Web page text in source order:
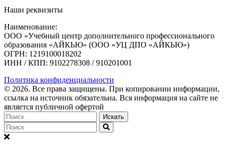
Наши реквизиты
Наименование:
ООО «Учебный центр дополнительного профессионального
образования «АЙКЬЮ» (ООО «УЦ ДПО «АЙКЬЮ»)
ОГРН: 1219100018202
ИНН / КПП: 9102278308 / 910201001
Политика конфиденциальности
© 2026. Bce права защищены. При копировании информации,
ссылка на источник обязательна. Вся информация на сайте не
является публичной офертой
Искать